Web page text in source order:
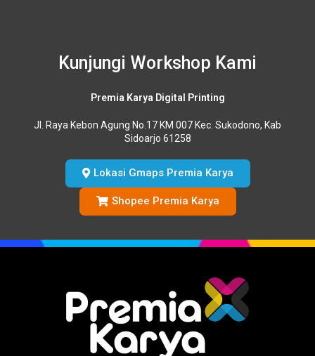
Kunjungi Workshop Kami
Premia Karya Digital Printing
Jl. Raya Kebon Agung No.17 KM 007 Kec. Sukodono, Kab
Sidoarjo 61258
Lokasi Gmaps Premia Karya
Shopee Premia Karya